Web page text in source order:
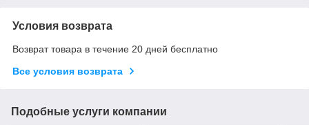
Условия возврата
Возврат товара в течение 20 дней бесплатно
Все условия возврата
Подобные услуги компании